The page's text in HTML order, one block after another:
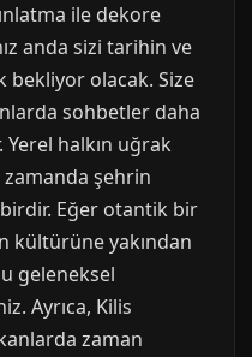
ile dekore
anda sizi tarihin ve
olacak. Size
sohbetler daha
halkın uğrak
zamanda şehrin
Eğer otantik bir
kültürüne yakından
geleneksel
Ayrıca, Kilis
zaman